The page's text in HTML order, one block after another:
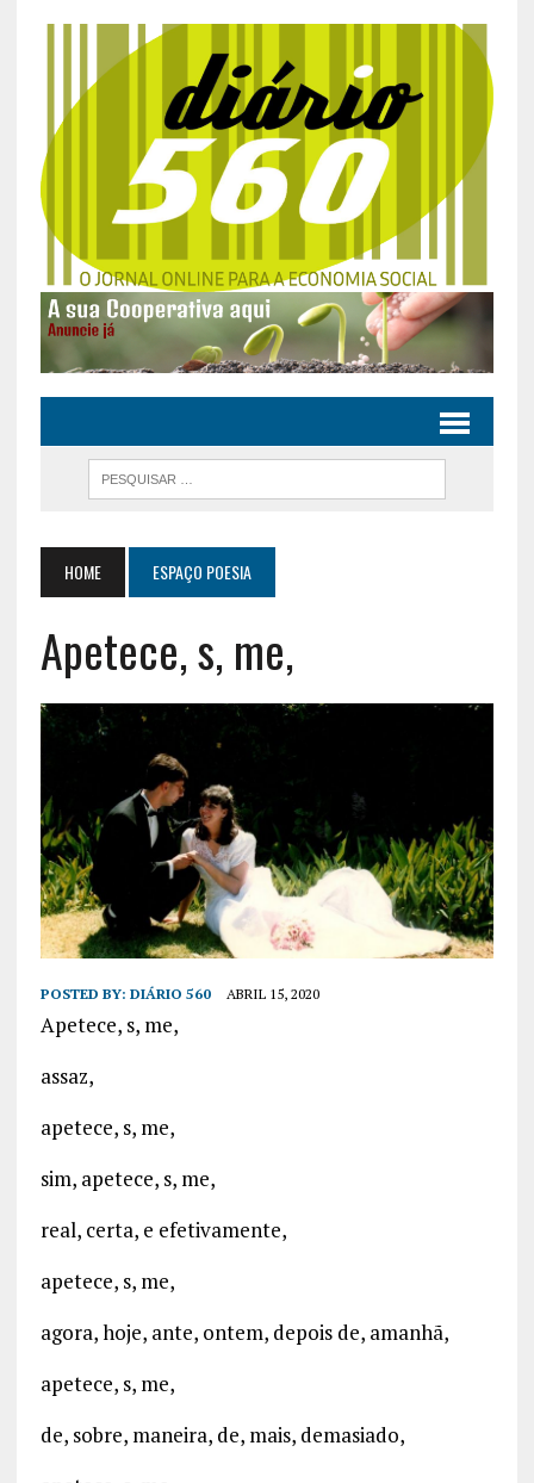
HOME ESPAÇO POESIA
Apetece, s, me,
POSTED BY: DIÁRIO 560 ABRIL 15, 2020
Apetece, s, me,
assaz,
apetece, s, me,
sim, apetece, s, me,
real, certa, e efetivamente,
apetece, s, me,
agora, hoje, ante, ontem, depois de, amanhã,
apetece, s, me,
de, sobre, maneira, de, mais, demasiado,